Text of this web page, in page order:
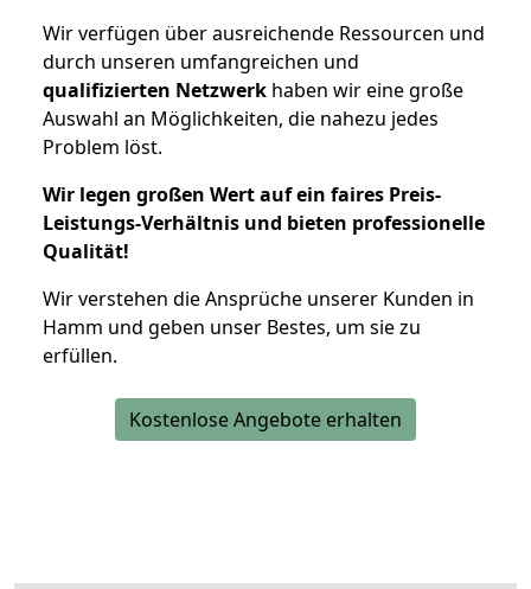
Wir verfügen über ausreichende Ressourcen und
durch unseren umfangreichen und
qualifizierten Netzwerk haben wir eine große
Auswahl an Möglichkeiten, die nahezu jedes
Problem löst.
Wir legen großen Wert auf ein faires Preis-
Leistungs-Verhältnis und bieten professionelle
Qualität!
Wir verstehen die Ansprüche unserer Kunden in
Hamm und geben unser Bestes, um sie zu
erfüllen.
Kostenlose Angebote erhalten